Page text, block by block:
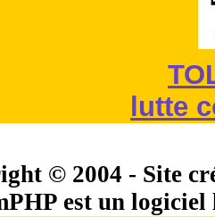
lutte
© 2004 - Site
est un